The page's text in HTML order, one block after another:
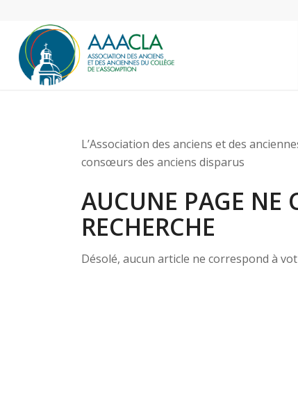
L’Association des anciens et des
consœurs des anciens disparus
AUCUNE PAGE NE
RECHERCHE
Désolé, aucun article ne correspond à